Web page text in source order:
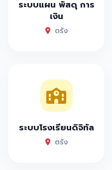
ระบบแผน พัสดุ การ
เงิน
ตรัง
ระบบโรงเรียนดิจิทัล
ตรัง